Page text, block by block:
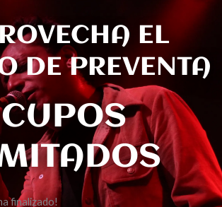
EL
DE PREVENTA
CUPOS
finalizado!